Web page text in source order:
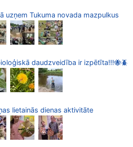
uzņem Tukuma novada mazpulkus
daudzveidība ir izpētīta!!!🐝🪲
lietainās dienas aktivitāte